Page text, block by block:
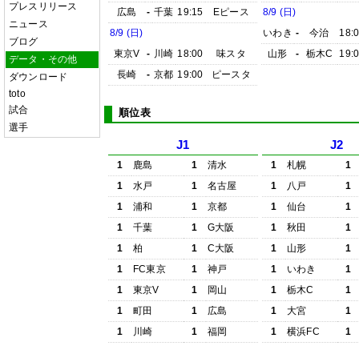
プレスリリース
ニュース
ブログ
データ・その他
ダウンロード
toto
試合
選手
広島
- 千葉 19:15
Eピース
8/9 (日)
東京V
- 川崎 18:00
味スタ
長崎
- 京都 19:00 ピースタ
8/9 (日)
いわき - 今治
山形
- 栃木C
順位表
J1
1 鹿島 1
清水
1
水戸 1
名古屋
1
浦和 1
京都
1
千葉 1
G大阪
1
柏 1
C大阪
1
FC東京 1
神戸
1
東京V 1
岡山
1
町田 1
広島
1
川崎 1
福岡
J2
1 札幌
1
1
八戸
1
1
仙台
1
1
秋田
1
1
山形
1
1
いわき
1
1
栃木C
1
1
大宮
1
1
横浜FC
1